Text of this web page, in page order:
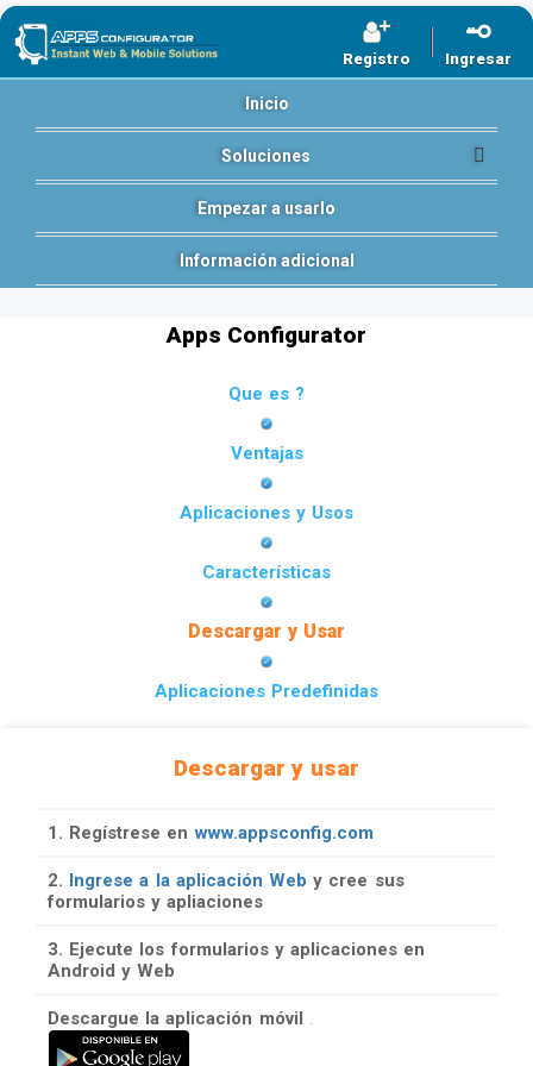
Registro Ingresar
Inicio
Soluciones
Empezar a usarlo
Información adicional
Apps Configurator
Que es ?
Ventajas
Aplicaciones y Usos
Características
Descargar y Usar
Aplicaciones Predefinidas
Descargar y usar
1. Regístrese enwww.appsconfig.com
2. Ingrese a la aplicación Weby cree sus
formularios y apliaciones
3. Ejecute los formularios y aplicaciones en
Android y Web
Descargue la aplicación móvil .